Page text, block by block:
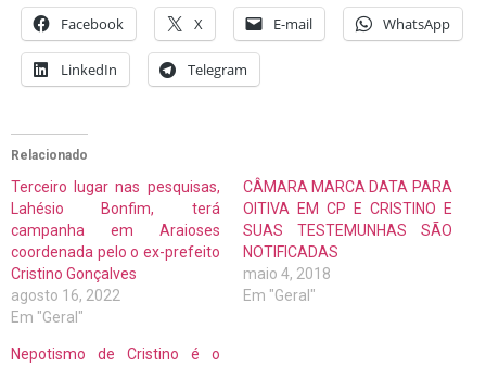
Facebook X E-mail WhatsApp
LinkedIn Telegram
Relacionado
Terceiro lugar nas pesquisas,
Lahésio Bonfim, terá
campanha em Araioses
coordenada pelo o ex-prefeito
Cristino Gonçalves
agosto 16, 2022
Em "Geral"
CÂMARA MARCA DATA PARA
OITIVA EM CP E CRISTINO E
SUAS TESTEMUNHAS SÃO
NOTIFICADAS
maio 4, 2018
Em "Geral"
Nepotismo de Cristino é o